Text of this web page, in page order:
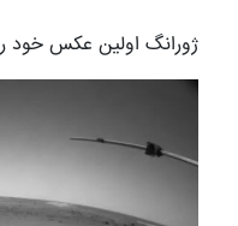
ژورانگ اولین عکس خود